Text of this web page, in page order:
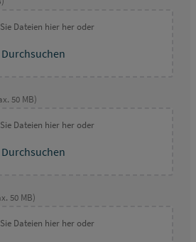
Dateien hier her oder
Durchsuchen
50 MB)
Dateien hier her oder
Durchsuchen
50 MB)
Dateien hier her oder